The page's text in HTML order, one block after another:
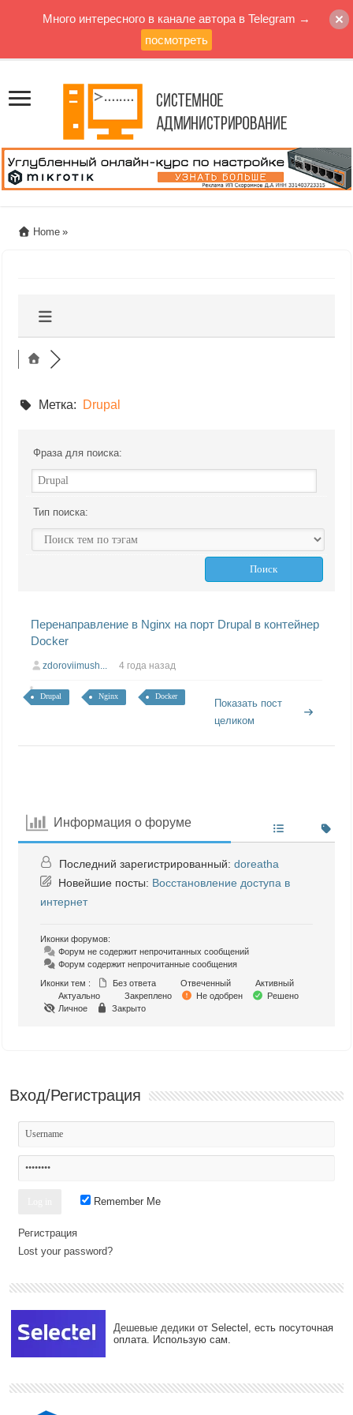
Home »
Метка: Drupal
Фраза для поиска:
Тип поиска:
Перенаправление в Nginx на порт Drupal в контейнер
Docker
zdoroviimush... 4 года назад
Drupal Nginx Docker
Показать пост
целиком
Информация о форуме
Последний зарегистрированный:doreatha
Новейшие посты: Восстановление доступа в
интернет
Иконки форумов:
Форум не содержит непрочитанных сообщений
Форум содержит непрочитанные сообщения
Иконки тем :
Без ответа Отвеченный
Активный
Актуально
Закреплено Не одобрен
Решено
Личное
Закрыто
Вход/Регистрация
Remember Me
Регистрация
Lost your password?
Дешевые дедики от Selectel, есть посуточная
оплата. Использую сам.
Много интересного в канале автора в Telegram →
посмотреть